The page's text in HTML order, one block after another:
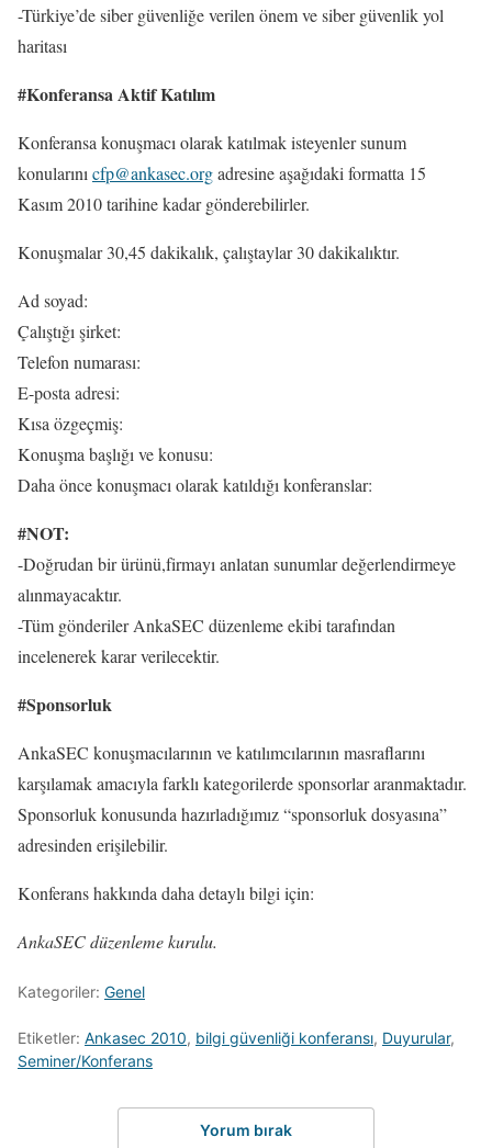
-Türkiye’de siber güvenliğe verilen önem ve siber güvenlik yol
haritası
#Konferansa Aktif Katılım
Konferansa konuşmacı olarak katılmak isteyenler sunum
konularını cfp@ankasec.orgadresine aşağıdaki formatta 15
Kasım 2010 tarihine kadar gönderebilirler.
Konuşmalar 30,45 dakikalık, çalıştaylar 30 dakikalıktır.
Ad soyad:
Çalıştığı şirket:
Telefon numarası:
E-posta adresi:
Kısa özgeçmiş:
Konuşma başlığı ve konusu:
Daha önce konuşmacı olarak katıldığı konferanslar:
#NOT:
-Doğrudan bir ürünü,firmayı anlatan sunumlar değerlendirmeye
alınmayacaktır.
-Tüm gönderiler AnkaSEC düzenleme ekibi tarafından
incelenerek karar verilecektir.
#Sponsorluk
AnkaSEC konuşmacılarının ve katılımcılarının masraflarını
karşılamak amacıyla farklı kategorilerde sponsorlar aranmaktadır.
Sponsorluk konusunda hazırladığımız “sponsorluk dosyasına”
adresinden erişilebilir.
Konferans hakkında daha detaylı bilgi için:
AnkaSEC düzenleme kurulu.
Kategoriler: Genel
Etiketler: Ankasec 2010, bilgi güvenliği konferansı, Duyurular,
Seminer/Konferans
Yorum bırak